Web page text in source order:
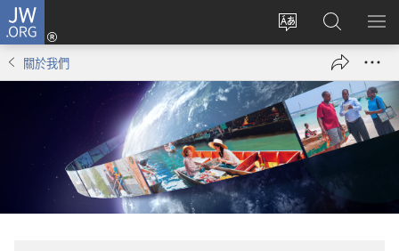
JW.ORG
更
站
語
言
登
錄
（開
新
視
窗）
搜
尋
JW.ORG
顯
單
關於我們